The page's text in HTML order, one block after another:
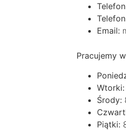
Email:
Pracujemy
Wtorki:
Środy:
Piątki: